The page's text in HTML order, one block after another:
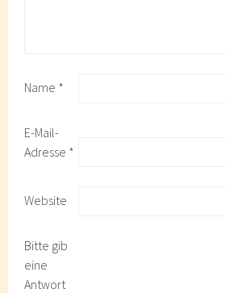
Name *
E-Mail-
Adresse *
Website
Bitte gib
eine
Antwort